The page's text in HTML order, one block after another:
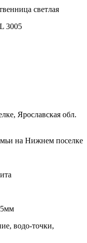
светлая
3005
Ярославская обл.
на Нижнем поселке
водо-точки,